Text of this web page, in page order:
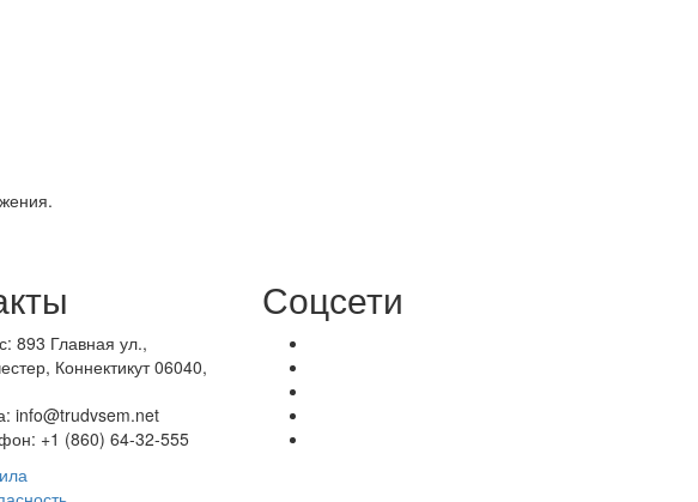
893 Главная ул.,
Коннектикут 06040,
info@trudvsem.net
+1 (860) 64-32-555
Соцсети